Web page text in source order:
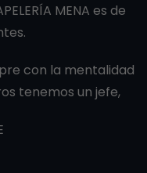
MENA es de
con la mentalidad
tenemos un jefe,